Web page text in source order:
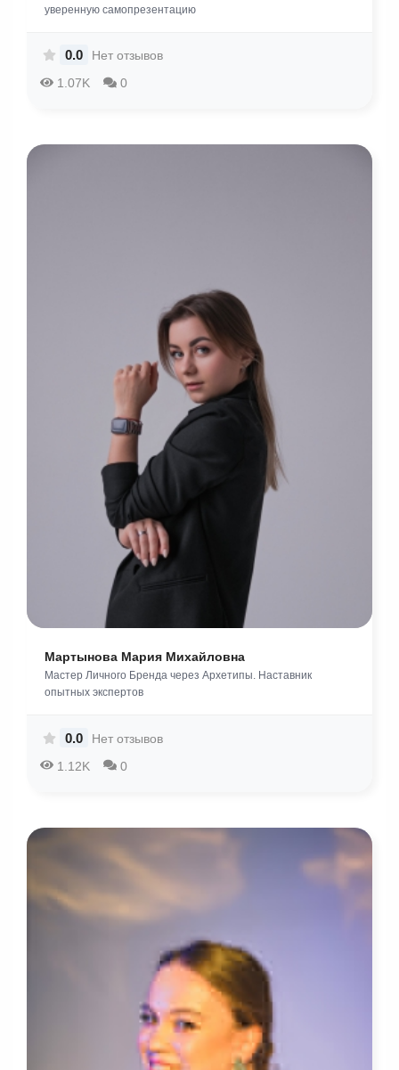
уверенную самопрезентацию
1.07K 0
0.0 Нет отзывов
Мартынова Мария Михайловна
Мастер Личного Бренда через Архетипы. Наставник
опытных экспертов
1.12K 0
0.0 Нет отзывов